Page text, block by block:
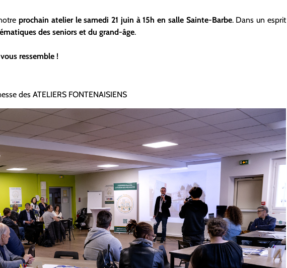
prochain atelier le samedi 21 juin à 15h en salle Sainte-Barbe. Dans un esprit
des seniors et du grand-âge.
ressemble !
des ATELIERS FONTENAISIENS